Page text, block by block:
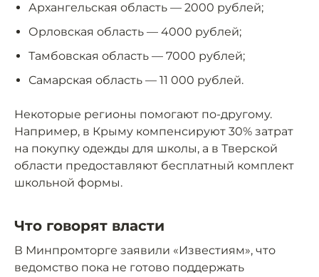
Архангельская область — 2000 рублей;
Орловская область — 4000 рублей;
Тамбовская область — 7000 рублей;
Самарская область — 11 000 рублей.
Некоторые регионы помогают по-другому.
Например, в Крыму компенсируют 30% затрат
на покупку одежды для школы, а в Тверской
области предоставляют бесплатный комплект
школьной формы.
Что говорят власти
В Минпромторге заявили «Известиям», что
ведомство пока не готово поддержать